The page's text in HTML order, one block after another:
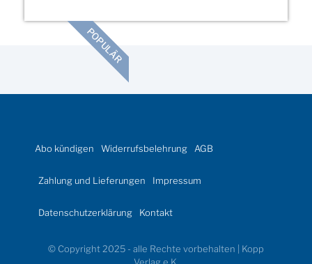
POPULÄR
Abo kündigen Widerrufsbelehrung AGB
Zahlung und Lieferungen Impressum
Datenschutzerklärung Kontakt
© Copyright 2025 - alle Rechte vorbehalten | Kopp